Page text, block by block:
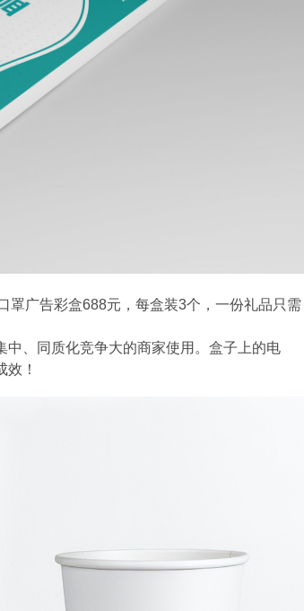
罩广告彩盒688元，每盒装3个，一份礼品只需
、同质化竞争大的商家使用。盒子上的电
！